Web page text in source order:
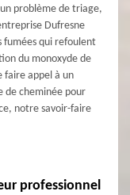
problème de triage,
Dufresne
fumées qui refoulent
du monoxyde de
faire appel à un
de cheminée pour
notre savoir-faire
professionnel